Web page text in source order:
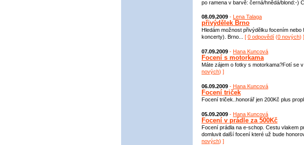
po ramena v barvě: černá/hnědá/blond:-)
08.09.2009 - Lena Talaga
přivýdělek Brno
Hledám možnost přivýdělku focením
koncerty). Brno... [ 0 odpovědí (0 nových) ]
07.09.2009 - Hana Kuncová
Focení s motorkama
Máte zájem o fotky s motorkama?Fotí se
nových) ]
06.09.2009 - Hana Kuncová
Focení triček
Focení triček..honorář jen 200Kč plus
05.09.2009 - Hana Kuncová
Focení v prádle za 500Kč
Focení prádla na e-schop. Cestu vlakem
domluvit další focení které už bude
nových) ]